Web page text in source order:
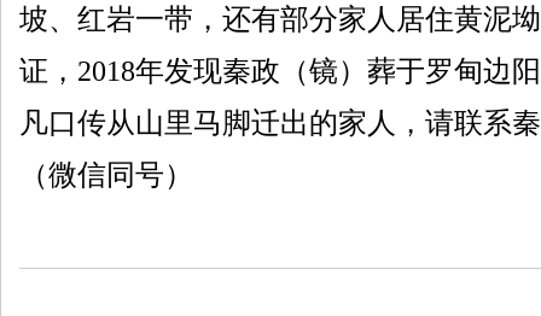
坡、红岩一带，还有部分家人居住黄泥
证，2018年发现秦政（镜）葬于罗甸边
凡口传从山里马脚迁出的家人，请联系
（微信同号）